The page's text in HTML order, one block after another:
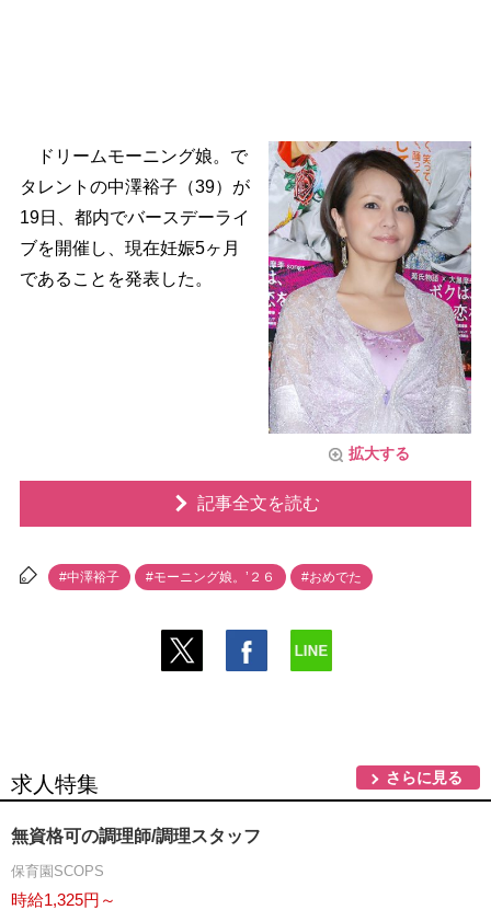
拡大する
ドリームモーニング娘。で
タレントの中澤裕子（39）が
19日、都内でバースデーライ
ブを開催し、現在妊娠5ヶ月
であることを発表した。
記事全文を読む
#中澤裕子 #モーニング娘。’２６ #おめでた
求人特集 さらに見る
無資格可の調理師/調理スタッフ
保育園SCOPS
時給1,325円～